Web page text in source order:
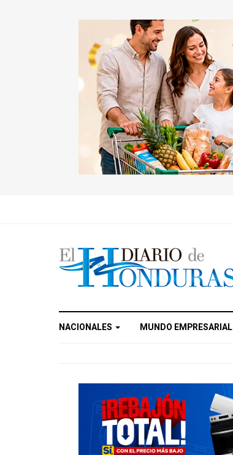
NACIONALES MUNDO EMPRESARIAL